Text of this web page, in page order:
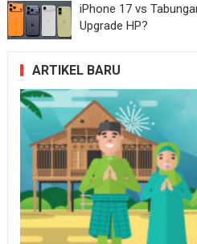
iPhone 17 vs
Upgrade HP?
ARTIKEL BARU